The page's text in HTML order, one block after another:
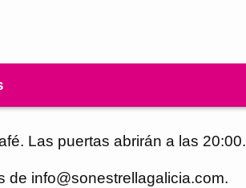
Las puertas abrirán a las 20:00.
de info@sonestrellagalicia.com.